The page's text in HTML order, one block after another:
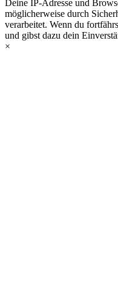
Deine IP-Adresse und
möglicherweise durch
verarbeitet. Wenn du
und gibst dazu dein
×